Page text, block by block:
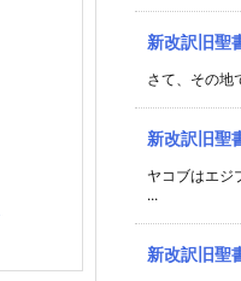
新改訳旧聖
さて、その地
新改訳旧聖
ヤコブはエジ
...
新改訳旧聖